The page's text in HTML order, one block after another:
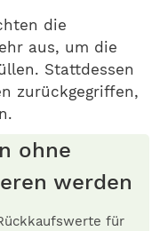
die
aus, um die
Stattdessen
zurückgegriffen,
ohne
werden
für